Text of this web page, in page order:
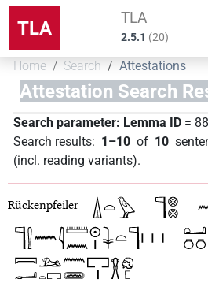
TLA TLA
2.5.1 (20)
Home Search Attestations
Attestation Search
Search parameter: Lemma ID =
Search results: 1–10 of 10
(incl. reading variants).
Rückenpfeiler